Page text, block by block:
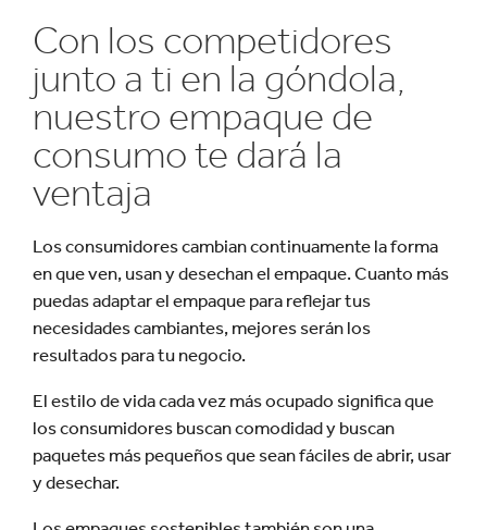
Con los competidores
junto a ti en la góndola,
nuestro empaque de
consumo te dará la
ventaja
Los consumidores cambian continuamente la forma
en que ven, usan y desechan el empaque. Cuanto más
puedas adaptar el empaque para reflejar tus
necesidades cambiantes, mejores serán los
resultados para tu negocio.
El estilo de vida cada vez más ocupado significa que
los consumidores buscan comodidad y buscan
paquetes más pequeños que sean fáciles de abrir, usar
y desechar.